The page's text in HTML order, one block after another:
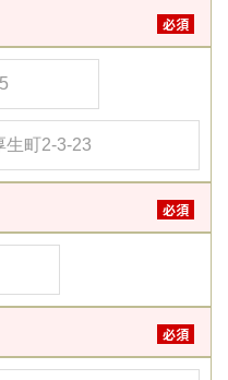
必須
必須
必須